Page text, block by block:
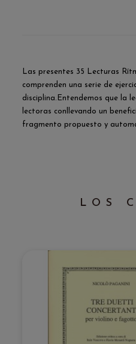
Las presentes 35 Lecturas
comprenden una serie de
disciplina.Entendemos que la
lectoras conllevando un
fragmento propuesto y
LOS